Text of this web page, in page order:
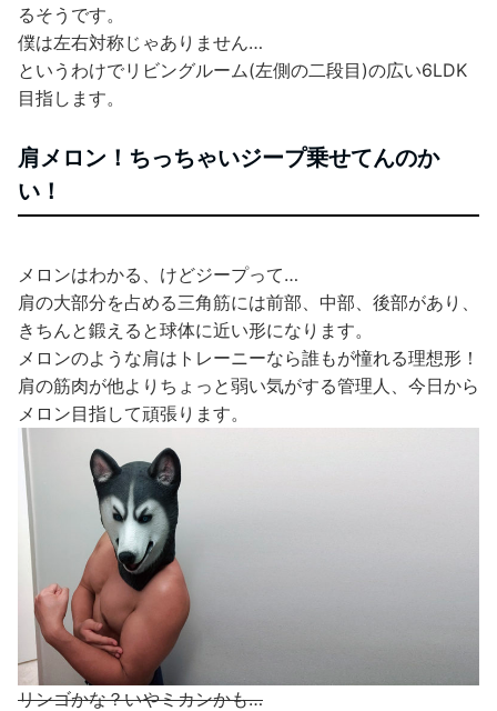
るそうです。
僕は左右対称じゃありません…
というわけでリビングルーム(左側の二段目)の広い6LDK
目指します。
肩メロン！ちっちゃいジープ乗せてんのか
い！
メロンはわかる、けどジープって…
肩の大部分を占める三角筋には前部、中部、後部があり、
きちんと鍛えると球体に近い形になります。
メロンのような肩はトレーニーなら誰もが憧れる理想形！
肩の筋肉が他よりちょっと弱い気がする管理人、今日から
メロン目指して頑張ります。
リンゴかな？いやミカンかも…